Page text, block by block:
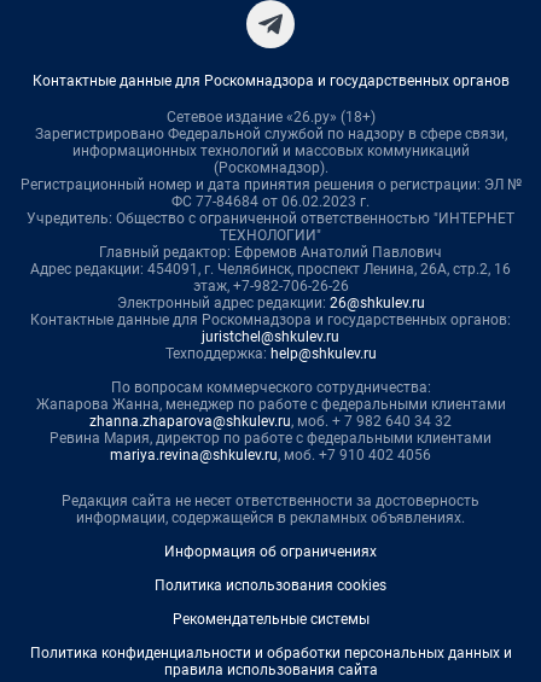
Контактные данные для Роскомнадзора и государственных органов
Сетевое издание «26.ру» (18+)
Зарегистрировано Федеральной службой по надзору в сфере связи,
информационных технологий и массовых коммуникаций
(Роскомнадзор).
Регистрационный номер и дата принятия решения о регистрации: ЭЛ №
ФС 77-84684 от 06.02.2023 г.
Учредитель: Общество с ограниченной ответственностью "ИНТЕРНЕТ
ТЕХНОЛОГИИ"
Главный редактор: Ефремов Анатолий Павлович
Адрес редакции: 454091, г. Челябинск, проспект Ленина, 26А, стр.2, 16
этаж, +7-982-706-26-26
Электронный адрес редакции: 26@shkulev.ru
Контактные данные для Роскомнадзора и государственных органов:
juristchel@shkulev.ru
Техподдержка: help@shkulev.ru
По вопросам коммерческого сотрудничества:
Жапарова Жанна, менеджер по работе с федеральными клиентами
zhanna.zhaparova@shkulev.ru, моб. + 7 982 640 34 32
Ревина Мария, директор по работе с федеральными клиентами
mariya.revina@shkulev.ru, моб. +7 910 402 4056
Редакция сайта не несет ответственности за достоверность
информации, содержащейся в рекламных объявлениях.
Информация об ограничениях
Политика использования cookies
Рекомендательные системы
Политика конфиденциальности и обработки персональных данных и
правила использования сайта